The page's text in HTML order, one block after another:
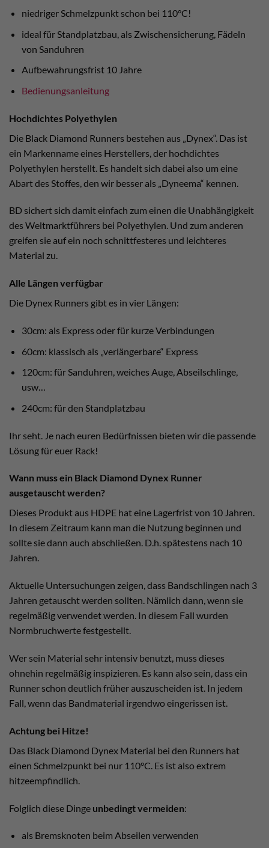
niedriger Schmelzpunkt schon bei 110°C!
ideal für Standplatzbau, als Zwischensicherung, Fädeln
von Sanduhren
Aufbewahrungsfrist 10 Jahre
Bedienungsanleitung
Hochdichtes Polyethylen
Die Black Diamond Runners bestehen aus „Dynex“. Das ist
ein Markenname eines Herstellers, der hochdichtes
Polyethylen herstellt. Es handelt sich dabei also um eine
Abart des Stoffes, den wir besser als „Dyneema“ kennen.
BD sichert sich damit einfach zum einen die Unabhängigkeit
des Weltmarktführers bei Polyethylen. Und zum anderen
greifen sie auf ein noch schnittfesteres und leichteres
Material zu.
Alle Längen verfügbar
Die Dynex Runners gibt es in vier Längen:
30cm: als Express oder für kurze Verbindungen
60cm: klassisch als „verlängerbare“ Express
120cm: für Sanduhren, weiches Auge, Abseilschlinge,
usw…
240cm: für den Standplatzbau
Ihr seht. Je nach euren Bedürfnissen bieten wir die passende
Lösung für euer Rack!
Wann muss ein Black Diamond Dynex Runner
ausgetauscht werden?
Dieses Produkt aus HDPE hat eine Lagerfrist von 10 Jahren.
In diesem Zeitraum kann man die Nutzung beginnen und
sollte sie dann auch abschließen. D.h. spätestens nach 10
Jahren.
Aktuelle Untersuchungen zeigen, dass Bandschlingen nach 3
Jahren getauscht werden sollten. Nämlich dann, wenn sie
regelmäßig verwendet werden. In diesem Fall wurden
Normbruchwerte festgestellt.
Wer sein Material sehr intensiv benutzt, muss dieses
ohnehin regelmäßig inspizieren. Es kann also sein, dass ein
Runner schon deutlich früher auszuscheiden ist. In jedem
Fall, wenn das Bandmaterial irgendwo eingerissen ist.
Achtung bei Hitze!
Das Black Diamond Dynex Material bei den Runners hat
einen Schmelzpunkt bei nur 110°C. Es ist also extrem
hitzeempfindlich.
Folglich diese Dinge unbedingt vermeiden:
als Bremsknoten beim Abseilen verwenden